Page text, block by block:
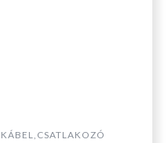
KÁBEL,CSATLAKOZÓ